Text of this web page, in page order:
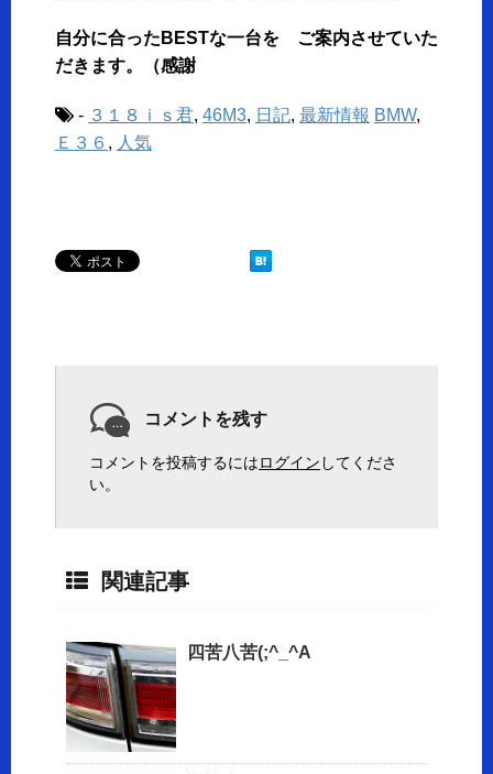
自分に合ったBESTな一台を ご案内させていた
だきます。（感謝
- ３１８ｉｓ君, 46M3, 日記, 最新情報 BMW,
Ｅ３６ , 人気
コメントを残す
コメントを投稿するにはログイン してくださ
い。
関連記事
四苦八苦(;^_^A